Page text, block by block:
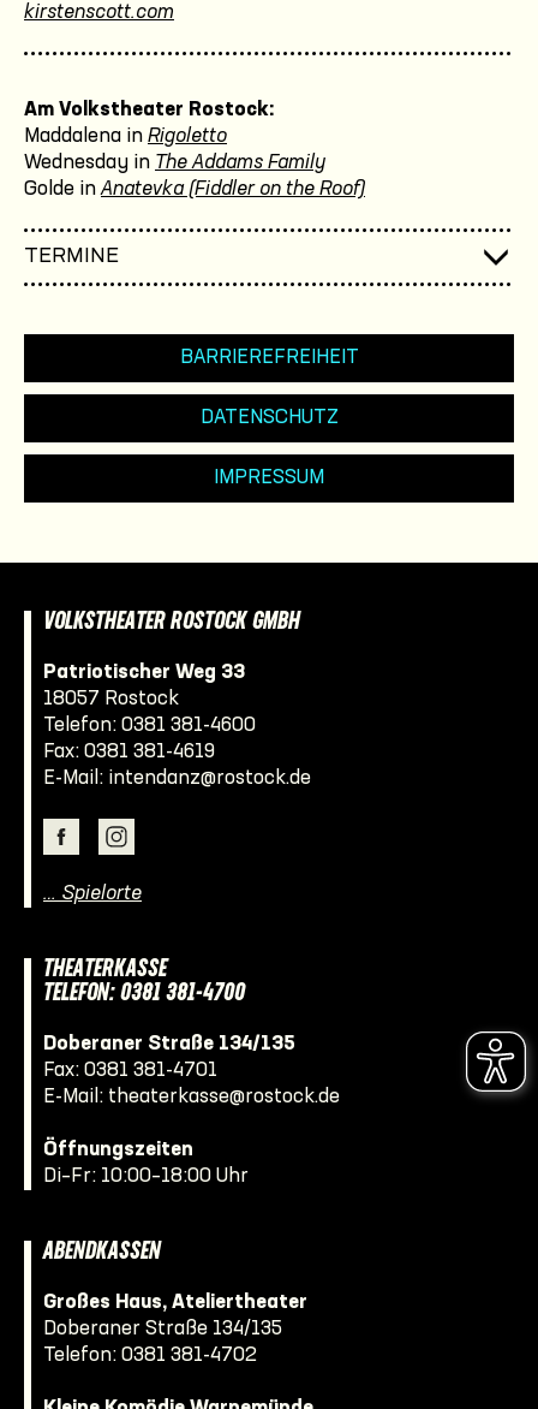
kirstenscott.com
Am Volkstheater Rostock:
Maddalena in Rigoletto
Wednesday in The Addams Family
Golde in Anatevka (Fiddler on the Roof)
TERMINE
BARRIEREFREIHEIT
DATENSCHUTZ
IMPRESSUM
VOLKSTHEATER ROSTOCK GMBH
Patriotischer Weg 33
18057 Rostock
Telefon: 0381 381-4600
Fax: 0381 381-4619
E-Mail: intendanz@rostock.de
… Spielorte
THEATERKASSE
TELEFON: 0381 381-4700
Doberaner Straße 134/135
Fax: 0381 381-4701
E-Mail: theaterkasse@rostock.de
Öffnungszeiten
Di–Fr: 10:00–18:00 Uhr
ABENDKASSEN
Großes Haus, Ateliertheater
Doberaner Straße 134/135
Telefon: 0381 381-4702